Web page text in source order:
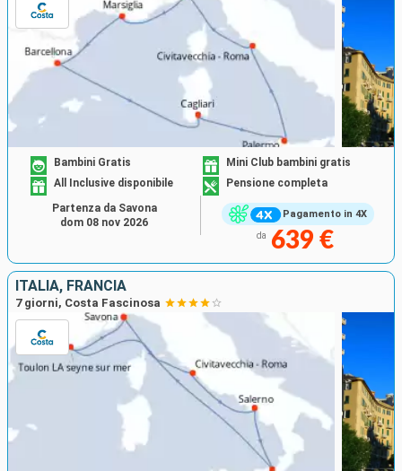
Pagamento in 4X
Bambini Gratis
Mini Club bambini gratis
All Inclusive disponibile
Pensione completa
da 639 €
Partenza da Savona
dom 08 nov 2026
ITALIA, FRANCIA
7 giorni, Costa Fascinosa